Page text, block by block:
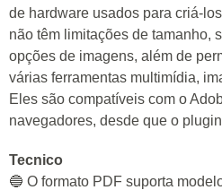
de hardware usados para criá-
não têm limitações de tamanho,
opções de imagens, além de
várias ferramentas multimídia,
Eles são compatíveis com o
navegadores, desde que o
Tecnico
🔵 O formato PDF suporta